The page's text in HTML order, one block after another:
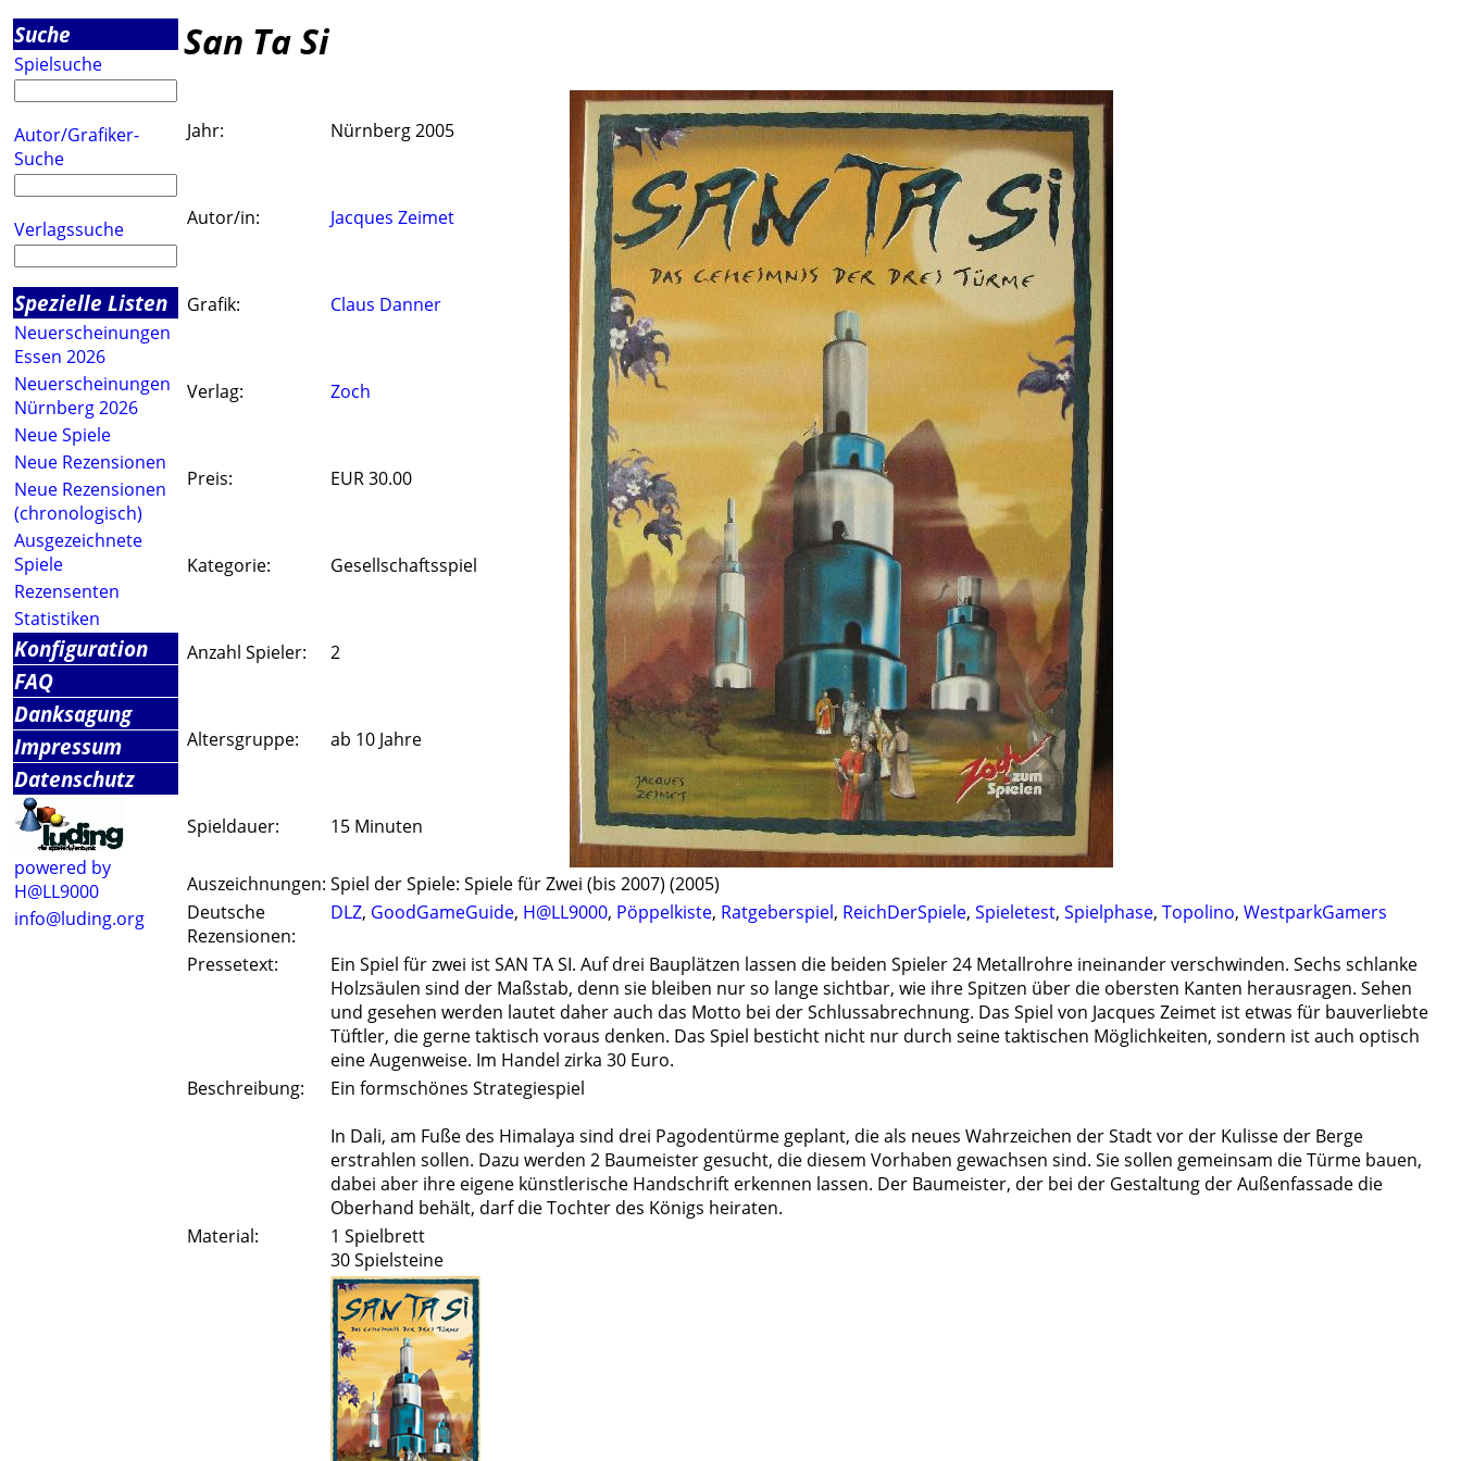
Suche
Spielsuche
Autor/Grafiker-
Suche
Verlagssuche
Spezielle Listen
Neuerscheinungen
Essen 2026
Neuerscheinungen
Nürnberg 2026
Neue Spiele
Neue Rezensionen
Neue Rezensionen
(chronologisch)
Ausgezeichnete
Spiele
Rezensenten
Statistiken
Konfiguration
FAQ
Danksagung
Impressum
Datenschutz
powered by
H@LL9000
info@luding.org
San Ta Si
Jahr: Nürnberg 2005
Autor/in: Jacques Zeimet
Grafik: Claus Danner
Verlag: Zoch
Preis: EUR 30.00
Kategorie: Gesellschaftsspiel
Anzahl Spieler: 2
Altersgruppe: ab 10 Jahre
Spieldauer: 15 Minuten
Auszeichnungen: Spiel der Spiele: Spiele für Zwei (bis 2007) (2005)
Deutsche
Rezensionen:
DLZ, GoodGameGuide, H@LL9000, Pöppelkiste, Ratgeberspiel, ReichDerSpiele, Spieletest, Spielphase, Topolino, WestparkGamers
Pressetext:
Ein Spiel für zwei ist SAN TA SI. Auf drei Bauplätzen lassen die beiden Spieler 24 Metallrohre ineinander verschwinden. Sechs schlanke
Holzsäulen sind der Maßstab, denn sie bleiben nur so lange sichtbar, wie ihre Spitzen über die obersten Kanten herausragen. Sehen
und gesehen werden lautet daher auch das Motto bei der Schlussabrechnung. Das Spiel von Jacques Zeimet ist etwas für bauverliebte
Tüftler, die gerne taktisch voraus denken. Das Spiel besticht nicht nur durch seine taktischen Möglichkeiten, sondern ist auch optisch
eine Augenweise. Im Handel zirka 30 Euro.
Beschreibung:
Ein formschönes Strategiespiel
In Dali, am Fuße des Himalaya sind drei Pagodentürme geplant, die als neues Wahrzeichen der Stadt vor der Kulisse der Berge
erstrahlen sollen. Dazu werden 2 Baumeister gesucht, die diesem Vorhaben gewachsen sind. Sie sollen gemeinsam die Türme bauen,
dabei aber ihre eigene künstlerische Handschrift erkennen lassen. Der Baumeister, der bei der Gestaltung der Außenfassade die
Oberhand behält, darf die Tochter des Königs heiraten.
Material:
1 Spielbrett
30 Spielsteine